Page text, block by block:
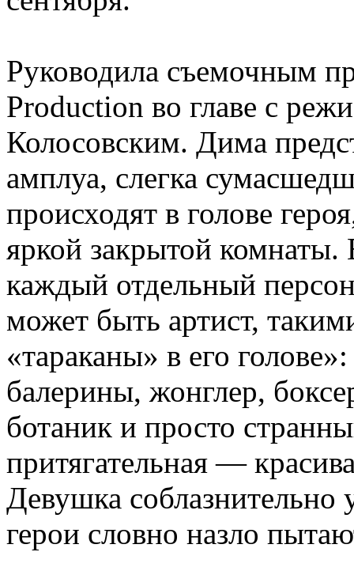
Руководила съемочным
Production во главе с
Колосовским. Дима
амплуа, слегка
происходят в голове
яркой закрытой
каждый отдельный
может быть артист,
«тараканы» в его
балерины, жонглер,
ботаник и просто
притягательная —
Девушка соблазнительно
герои словно назло